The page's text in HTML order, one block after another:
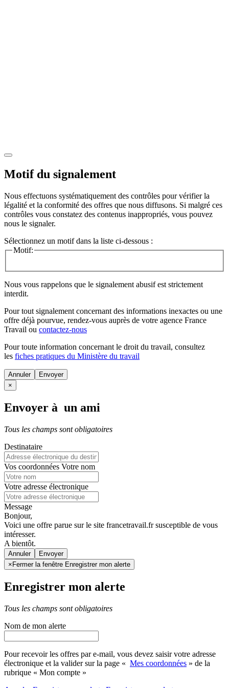
Motif du signalement
Nous effectuons systématiquement des contrôles pour vérifier la
légalité et la conformité des offres que nous diffusons. Si malgré ces
contrôles vous constatez des contenus inappropriés, vous pouvez
nous le signaler.
Sélectionnez un motif dans la liste ci-dessous :
Motif:
Nous vous rappelons que le signalement abusif est strictement
interdit.
Pour tout signalement concernant des informations inexactes ou une
offre déjà pourvue, rendez-vous auprès de votre agence France
Travail ou contactez-nous
Pour toute information concernant le droit du travail, consultez
les fiches pratiques du Ministère du travail
Annuler
×
Envoyer à un ami
Tous les champs sont obligatoires
Destinataire
Vos coordonnées Votre nom
Votre adresse électronique
Message
Bonjour,
Voici une offre parue sur le site francetravail.fr susceptible de vous
intéresser.
A bientôt.
Annuler
× Fermer la fenêtre Enregistrer mon alerte
Enregistrer mon alerte
Tous les champs sont obligatoires
Nom de mon alerte
Pour recevoir les offres par e-mail, vous devez saisir votre adresse
électronique et la valider sur la page « Mes coordonnées » de la
rubrique « Mon compte »